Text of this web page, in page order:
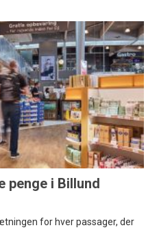
penge i Billund
for hver passager, der